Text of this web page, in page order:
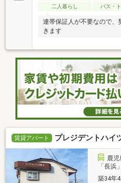
二人暮らし
バス・
連帯保証人が不要なので、
きます
賃貸アパート プレジデントハイ
鹿
「長浜
築34年